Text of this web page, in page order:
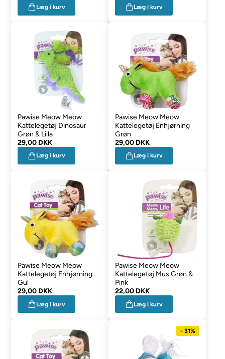
Læg i kurv Læg i kurv
Pawise Meow Meow
Kattelegetøj Dinosaur
Grøn & Lilla
29,00 DKK
Læg i kurv
Pawise Meow Meow
Kattelegetøj Enhjørning
Grøn
29,00 DKK
Læg i kurv
Pawise Meow Meow
Kattelegetøj Enhjørning
Gul
29,00 DKK
Læg i kurv
Pawise Meow Meow
Kattelegetøj Mus Grøn &
Pink
22,00 DKK
Læg i kurv
- 31%